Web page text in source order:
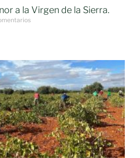
a la Virgen de la Sierra.